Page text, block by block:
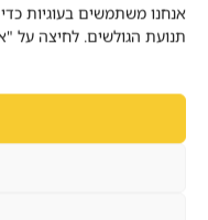
אנחנו משתמשים בעוגיות
תנועת הגולשים. לחיצה על